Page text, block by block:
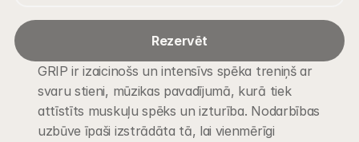
Rezervēt
GRIP ir izaicinošs un intensīvs spēka treniņš ar
svaru stieni, mūzikas pavadījumā, kurā tiek
attīstīts muskuļu spēks un izturība. Nodarbības
uzbūve īpaši izstrādāta tā, lai vienmērīgi